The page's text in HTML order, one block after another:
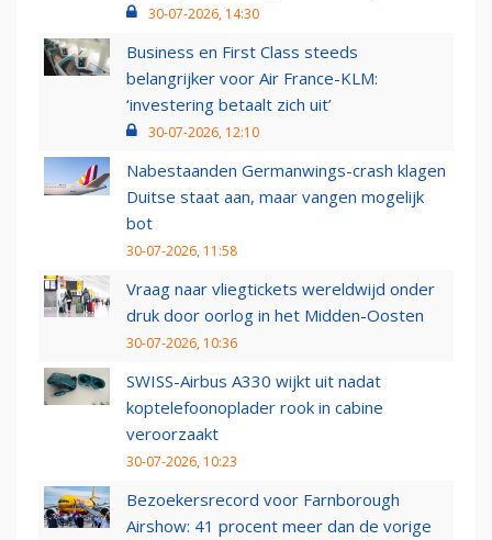
30-07-2026, 14:30
Business en First Class steeds
belangrijker voor Air France-KLM:
‘investering betaalt zich uit’
30-07-2026, 12:10
Nabestaanden Germanwings-crash klagen
Duitse staat aan, maar vangen mogelijk
bot
30-07-2026, 11:58
Vraag naar vliegtickets wereldwijd onder
druk door oorlog in het Midden-Oosten
30-07-2026, 10:36
SWISS-Airbus A330 wijkt uit nadat
koptelefoonoplader rook in cabine
veroorzaakt
30-07-2026, 10:23
Bezoekersrecord voor Farnborough
Airshow: 41 procent meer dan de vorige